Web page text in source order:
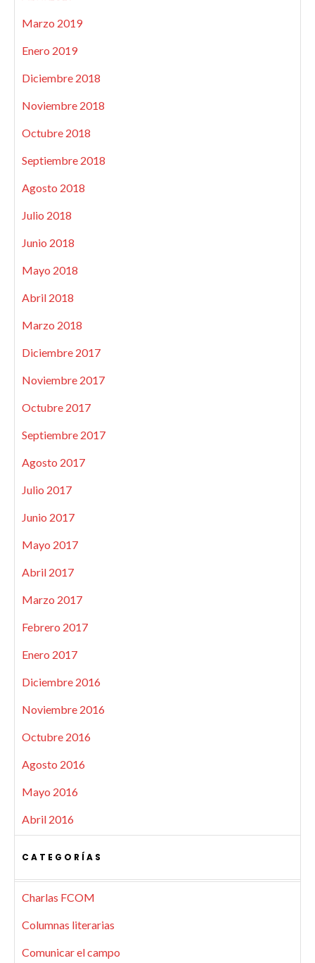
Marzo 2019
Enero 2019
Diciembre 2018
Noviembre 2018
Octubre 2018
Septiembre 2018
Agosto 2018
Julio 2018
Junio 2018
Mayo 2018
Abril 2018
Marzo 2018
Diciembre 2017
Noviembre 2017
Octubre 2017
Septiembre 2017
Agosto 2017
Julio 2017
Junio 2017
Mayo 2017
Abril 2017
Marzo 2017
Febrero 2017
Enero 2017
Diciembre 2016
Noviembre 2016
Octubre 2016
Agosto 2016
Mayo 2016
Abril 2016
CATEGORÍAS
Charlas FCOM
Columnas literarias
Comunicar el campo